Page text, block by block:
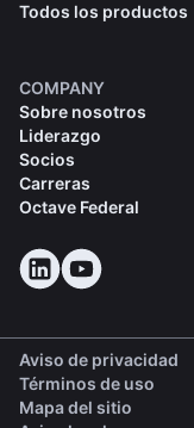
Todos los productos
COMPANY
Sobre nosotros
Liderazgo
Socios
Carreras
Octave Federal
Aviso de privacidad
Términos de uso
Mapa del sitio